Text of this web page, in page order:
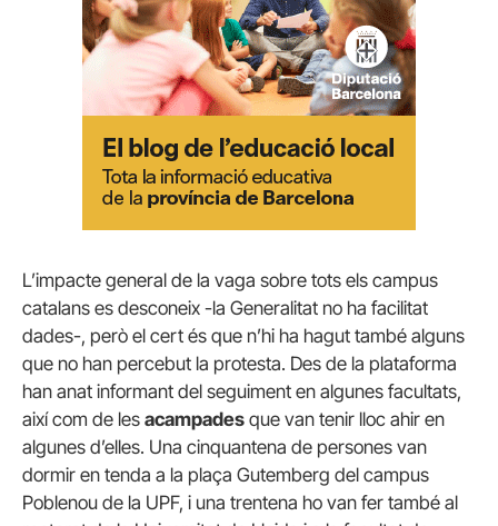
L’impacte general de la vaga sobre tots els campus
catalans es desconeix -la Generalitat no ha facilitat
dades-, però el cert és que n’hi ha hagut també alguns
que no han percebut la protesta. Des de la plataforma
han anat informant del seguiment en algunes facultats,
així com de les acampades que van tenir lloc ahir en
algunes d’elles. Una cinquantena de persones van
dormir en tenda a la plaça Gutemberg del campus
Poblenou de la UPF, i una trentena ho van fer també al